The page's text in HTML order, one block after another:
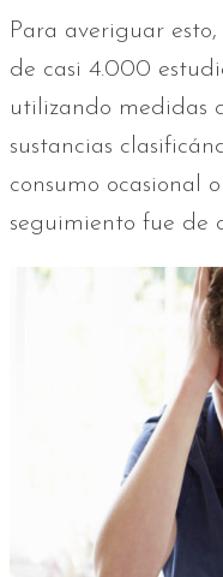
Para averiguar
de casi 4.000
utilizando medidas
sustancias
consumo ocasional
seguimiento fue de